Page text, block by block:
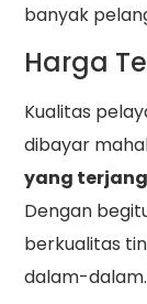
banyak
Harga
Kualitas
dibayar
yang
Dengan
berkualitas
dalam-dalam.